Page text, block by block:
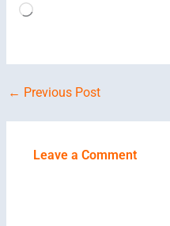
Loading…
← Previous Post
Leave a Comment